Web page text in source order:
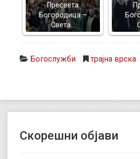
Пресвета
Богородица –
Света…
Богослужби трајна врска
Скорешни објави